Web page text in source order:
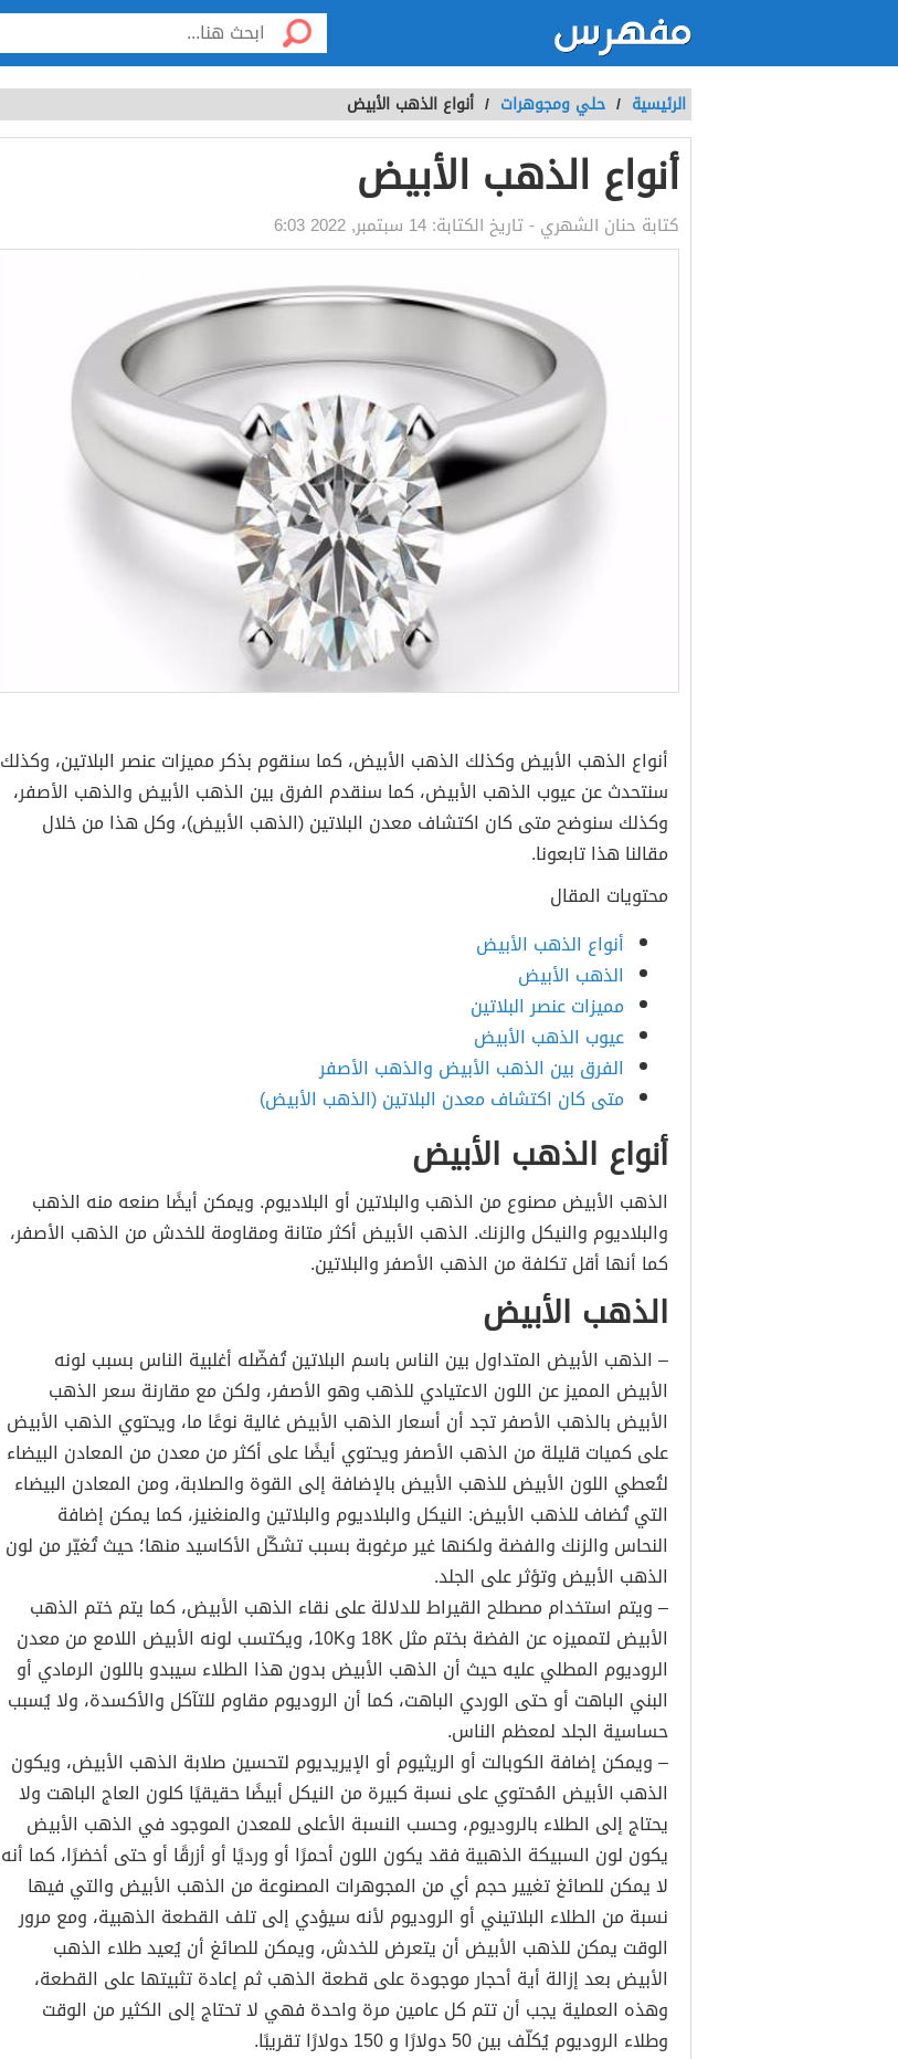
الرئيسية / حلي ومجوهرات / أنواع الذهب الأبيض
أنواع الذهب الأبيض
كتابة حنان الشهري - تاريخ الكتابة: 14 سبتمبر, 2022 6:03
أنواع الذهب الأبيض وكذلك الذهب الأبيض، كما سنقوم بذكر مميزات عنصر البلاتين، وكذلك
سنتحدث عن عيوب الذهب الأبيض، كما سنقدم الفرق بين الذهب الأبيض والذهب الأصفر،
وكذلك سنوضح متى كان اكتشاف معدن البلاتين (الذهب الأبيض)، وكل هذا من خلال
مقالنا هذا تابعونا.
محتويات المقال
أنواع الذهب الأبيض
الذهب الأبيض
مميزات عنصر البلاتين
عيوب الذهب الأبيض
الفرق بين الذهب الأبيض والذهب الأصفر
متى كان اكتشاف معدن البلاتين (الذهب الأبيض)
أنواع الذهب الأبيض
الذهب الأبيض مصنوع من الذهب والبلاتين أو البلاديوم. ويمكن أيضًا صنعه منه الذهب
والبلاديوم والنيكل والزنك. الذهب الأبيض أكثر متانة ومقاومة للخدش من الذهب الأصفر،
كما أنها أقل تكلفة من الذهب الأصفر والبلاتين.
الذهب الأبيض
– الذهب الأبيض المتداول بين الناس باسم البلاتين تُفضّله أغلبية الناس بسبب لونه
الأبيض المميز عن اللون الاعتيادي للذهب وهو الأصفر، ولكن مع مقارنة سعر الذهب
الأبيض بالذهب الأصفر تجد أن أسعار الذهب الأبيض غالية نوعًا ما، ويحتوي الذهب الأبيض
على كميات قليلة من الذهب الأصفر ويحتوي أيضًا على أكثر من معدن من المعادن البيضاء
لتُعطي اللون الأبيض للذهب الأبيض بالإضافة إلى القوة والصلابة، ومن المعادن البيضاء
التي تُضاف للذهب الأبيض: النيكل والبلاديوم والبلاتين والمنغنيز، كما يمكن إضافة
النحاس والزنك والفضة ولكنها غير مرغوبة بسبب تشكّل الأكاسيد منها؛ حيث تُغيّر من لون
الذهب الأبيض وتؤثر على الجلد.
– ويتم استخدام مصطلح القيراط للدلالة على نقاء الذهب الأبيض، كما يتم ختم الذهب
الأبيض لتمميزه عن الفضة بختم مثل 18K و10K، ويكتسب لونه الأبيض اللامع من معدن
الروديوم المطلي عليه حيث أن الذهب الأبيض بدون هذا الطلاء سيبدو باللون الرمادي أو
البني الباهت أو حتى الوردي الباهت، كما أن الروديوم مقاوم للتآكل والأكسدة، ولا يُسبب
حساسية الجلد لمعظم الناس.
– ويمكن إضافة الكوبالت أو الريثيوم أو الإيريديوم لتحسين صلابة الذهب الأبيض، ويكون
الذهب الأبيض المُحتوي على نسبة كبيرة من النيكل أبيضًا حقيقيًا كلون العاج الباهت ولا
يحتاج إلى الطلاء بالروديوم، وحسب النسبة الأعلى للمعدن الموجود في الذهب الأبيض
يكون لون السبيكة الذهبية فقد يكون اللون أحمرًا أو ورديًا أو أزرقًا أو حتى أخضرًا، كما أنه
لا يمكن للصائغ تغيير حجم أي من المجوهرات المصنوعة من الذهب الأبيض والتي فيها
نسبة من الطلاء البلاتيني أو الروديوم لأنه سيؤدي إلى تلف القطعة الذهبية، ومع مرور
الوقت يمكن للذهب الأبيض أن يتعرض للخدش، ويمكن للصائغ أن يُعيد طلاء الذهب
الأبيض بعد إزالة أية أحجار موجودة على قطعة الذهب ثم إعادة تثبيتها على القطعة،
وهذه العملية يجب أن تتم كل عامين مرة واحدة فهي لا تحتاج إلى الكثير من الوقت
وطلاء الروديوم يُكلّف بين 50 دولارًا و 150 دولارًا تقريبًا.